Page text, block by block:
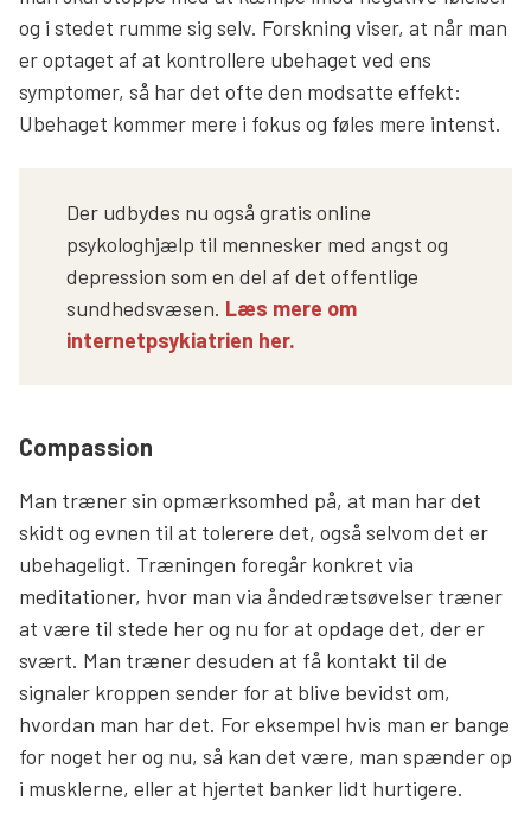
og i stedet rumme sig selv. Forskning viser, at når man
er optaget af at kontrollere ubehaget ved ens
symptomer, så har det ofte den modsatte effekt:
Ubehaget kommer mere i fokus og føles mere intenst.
Der udbydes nu også gratis online
psykologhjælp til mennesker med angst og
depression som en del af det offentlige
sundhedsvæsen. Læs mere om
internetpsykiatrien her.
Compassion
Man træner sin opmærksomhed på, at man har det
skidt og evnen til at tolerere det, også selvom det er
ubehageligt. Træningen foregår konkret via
meditationer, hvor man via åndedrætsøvelser træner
at være til stede her og nu for at opdage det, der er
svært. Man træner desuden at få kontakt til de
signaler kroppen sender for at blive bevidst om,
hvordan man har det. For eksempel hvis man er bange
for noget her og nu, så kan det være, man spænder op
i musklerne, eller at hjertet banker lidt hurtigere.